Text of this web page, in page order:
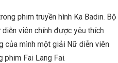
phim truyền hình Ka Badin. Bộ
viên chính được yêu thích
của mình một giải Nữ diễn viên
phim Fai Lang Fai.